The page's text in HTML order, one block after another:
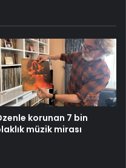
korunan 7 bin
müzik mirası